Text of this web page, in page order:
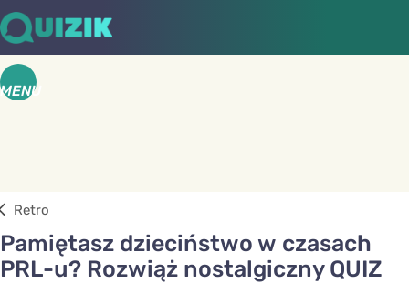
MENU
Retro
Pamiętasz dzieciństwo w czasach
PRL-u? Rozwiąż nostalgiczny QUIZ